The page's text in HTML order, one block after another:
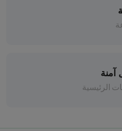
آمنة
الرئيسية